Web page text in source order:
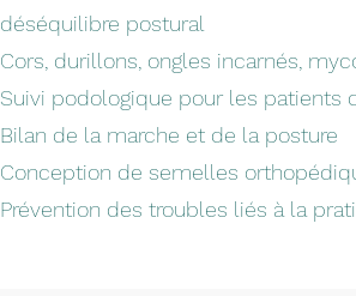
déséquilibre postural
Cors, durillons, ongles incarnés,
Suivi podologique pour les patients
Bilan de la marche et de la posture
Conception de semelles
Prévention des troubles liés à la